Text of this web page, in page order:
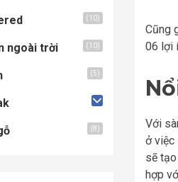
Cũng
06 lợi
Với
ở việc
sẽ
hợp
(10)
ngoài trời (10)
(5)
(8)